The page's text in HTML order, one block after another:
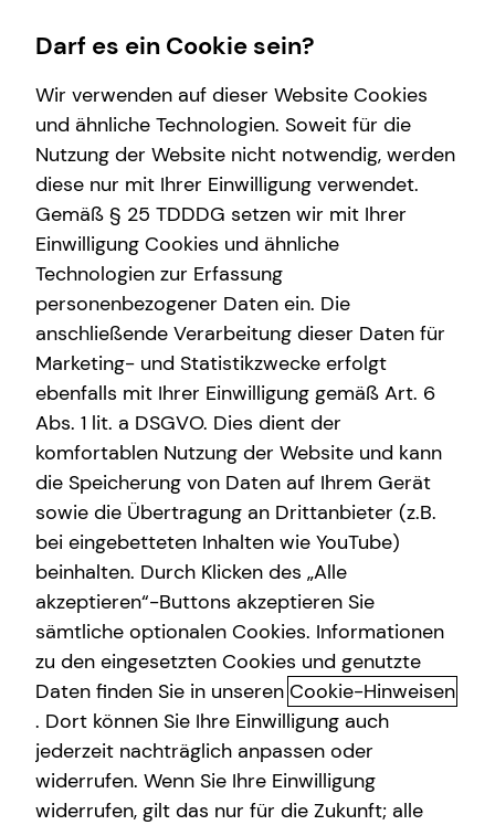
Wissenswertes
Über mich
Über tecis
Interview
Podcast
Finanzberatung
Videoberatung
Altersvorsorge
Investment
Betriebliche Altersvorsorge
Kapitalanlage Immobilien
Expat
Arbeitskraftabsicherung
Sach- und Vermögenssicherung
Spezialisten-Netzwerk
Private Krankenvorsorge
Immobilienfinanzierung
Gewerbliche Versicherungen
Kindervorsorge
Karriere-Infos
Karrierechancen
Initiativbewerbung
Service
Kundenportal
Schadenabwicklung
Schnelle und einfache Hilfe im
Schadensfall
Schließlich ist etwas passiert. Und als nächstes kommt
der „Nerv“ mit der Versicherung. Doch mit unserem neuen
und erfahrenen Schadensmanagement läuft es jetzt
anders.
Darf es ein Cookie sein?
Wir verwenden auf dieser Website Cookies
und ähnliche Technologien. Soweit für die
Nutzung der Website nicht notwendig, werden
diese nur mit Ihrer Einwilligung verwendet.
Gemäß § 25 TDDDG setzen wir mit Ihrer
Einwilligung Cookies und ähnliche
Technologien zur Erfassung
personenbezogener Daten ein. Die
anschließende Verarbeitung dieser Daten für
Marketing- und Statistikzwecke erfolgt
ebenfalls mit Ihrer Einwilligung gemäß Art. 6
Abs. 1 lit. a DSGVO. Dies dient der
komfortablen Nutzung der Website und kann
die Speicherung von Daten auf Ihrem Gerät
sowie die Übertragung an Drittanbieter (z.B.
bei eingebetteten Inhalten wie YouTube)
beinhalten. Durch Klicken des „Alle
akzeptieren“-Buttons akzeptieren Sie
sämtliche optionalen Cookies. Informationen
zu den eingesetzten Cookies und genutzte
Daten finden Sie in unseren Cookie-Hinweisen
. Dort können Sie Ihre Einwilligung auch
jederzeit nachträglich anpassen oder
widerrufen. Wenn Sie Ihre Einwilligung
widerrufen, gilt das nur für die Zukunft; alle